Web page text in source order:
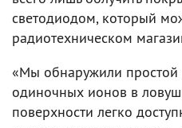
светодиодом, который
радиотехническом
«Мы обнаружили простой
одиночных ионов в
поверхности легко